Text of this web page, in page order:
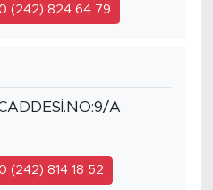
(242) 824 64 79
A
(242) 814 18 52